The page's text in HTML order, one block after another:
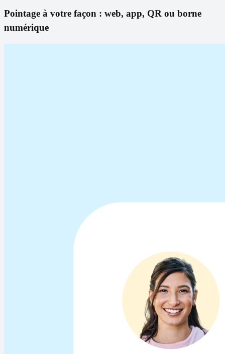
Pointage à votre façon : web, app, QR ou borne
numérique